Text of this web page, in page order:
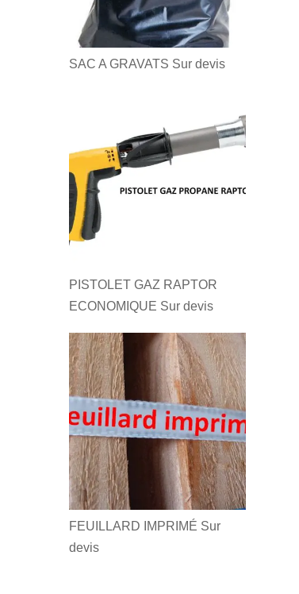
SAC A GRAVATS Sur devis
PISTOLET GAZ RAPTOR
ECONOMIQUE Sur devis
FEUILLARD IMPRIMÉ Sur
devis